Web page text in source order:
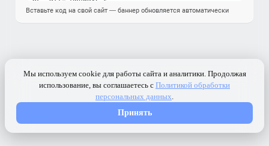
Вставьте код на свой сайт — баннер обновляется автоматически